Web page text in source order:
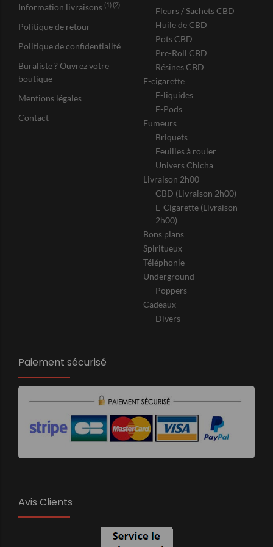
Information livraisons (1) (2)
Politique de retour
Politique de confidentialité
Buraliste ? Ouvrez votre
boutique
Mentions légales
Contact
Fleurs / Sachets CBD
Huile de CBD
Pots CBD
Pre-Roll CBD
Résines CBD
E-cigarette
E-liquides
E-Pods
Fumeurs
Briquets
Feuilles à rouler
Univers Chicha
Livraison 2h00
CBD (Livraison 2h00)
E-Cigarette (Livraison
2h00)
Bons plans
Spiritueux
Téléphonie
Underground
Poppers
Cadeaux
Divers
Paiement sécurisé
Avis Clients